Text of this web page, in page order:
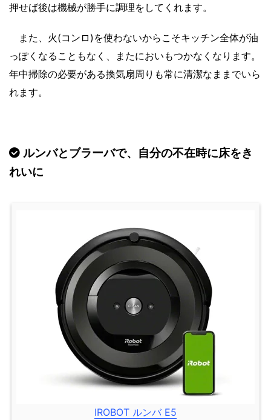
押せば後は機械が勝手に調理をしてくれます。
また、火(コンロ)を使わないからこそキッチン全体が油
っぽくなることもなく、またにおいもつかなくなります。
年中掃除の必要がある換気扇周りも常に清潔なままでいら
れます。
ルンバとブラーバで、自分の不在時に床をき
れいに
IROBOT ルンバ E5